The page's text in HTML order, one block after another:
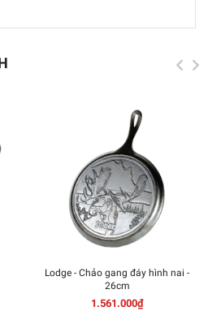
Lodge - Chảo gang đáy hình nai -
26cm
1.561.000₫